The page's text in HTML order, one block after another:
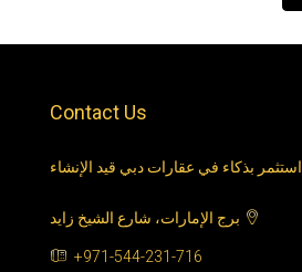
Contact Us
استثمر بذكاء في عقارات دبي قيد الإنشاء
برج الإمارات، شارع الشيخ زايد
+971-544-231-716